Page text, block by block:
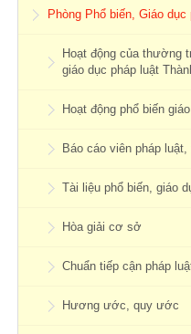
Phòng Phổ biến, Giáo dục
Hoạt động của thường
giáo dục pháp luật
Hoạt động phổ biến
Báo cáo viên pháp
Tài liệu phổ biến, giáo
Hòa giải cơ sở
Chuẩn tiếp cận pháp
Hương ước, quy ước